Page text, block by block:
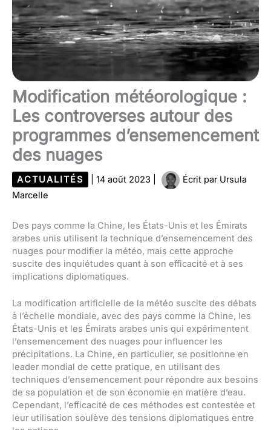
Modification météorologique :
Les controverses autour des
programmes d’ensemencement
des nuages
ACTUALITÉS 14 août 2023 Écrit par Ursula
Marcelle
Des pays comme la Chine, les États-Unis et les Émirats
arabes unis utilisent la technique d’ensemencement des
nuages pour modifier la météo, mais cette approche
suscite des inquiétudes quant à son efficacité et à ses
implications diplomatiques.
La modification artificielle de la météo suscite des débats
à l’échelle mondiale, avec des pays comme la Chine, les
États-Unis et les Émirats arabes unis qui expérimentent
l’ensemencement des nuages pour influencer les
précipitations. La Chine, en particulier, se positionne en
leader mondial de cette pratique, en utilisant des
techniques d’ensemencement pour répondre aux besoins
de sa population et de son économie en matière d’eau.
Cependant, l’efficacité de ces méthodes est contestée et
leur utilisation soulève des tensions diplomatiques entre